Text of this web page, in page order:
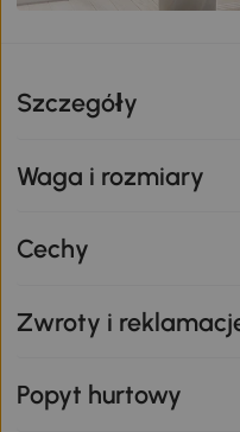
Szczegóły
Waga i rozmiary
Cechy
Zwroty i
Popyt hurtowy